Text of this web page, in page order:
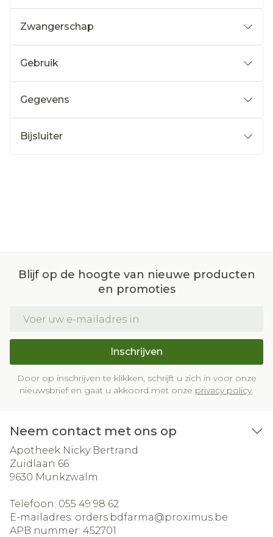
Zwangerschap
Gebruik
Gegevens
Bijsluiter
Blijf op de hoogte van nieuwe producten
en promoties
Inschrijven
Door op inschrijven te klikken, schrijft u zich in voor onze
nieuwsbrief en gaat u akkoord met onze privacy policy.
Neem contact met ons op
Apotheek Nicky Bertrand
Zuidlaan 66
9630 Munkzwalm
Telefoon: 055 49 98 62
E-mailadres: orders.bdfarma@proximus.be
APB nummer: 452701